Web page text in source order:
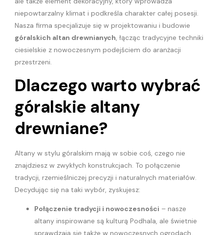
niepowtarzalny klimat i podkreśla charakter całej posesji.
góralskich altan drewnianych, łącząc tradycyjne techniki
ciesielskie z nowoczesnym podejściem do aranżacji
przestrzeni.
Dlaczego warto wybrać
góralskie altany
drewniane?
Altany w stylu góralskim mają w sobie coś, czego nie
znajdziesz w zwykłych konstrukcjach. To połączenie
tradycji, rzemieślniczej precyzji i naturalnych materiałów.
Decydując się na taki wybór, zyskujesz:
Połączenie tradycji i nowoczesności – nasze
altany inspirowane są kulturą Podhala, ale świetnie